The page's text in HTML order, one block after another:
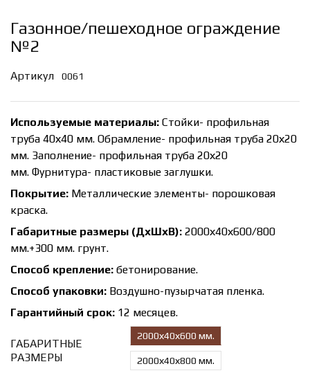
Газонное/пешеходное ограждение
№2
Артикул 0061
Используемые материалы: Стойки- профильная
труба 40х40 мм. Обрамление- профильная труба 20х20
мм. Заполнение- профильная труба 20х20
мм. Фурнитура- пластиковые заглушки.
Покрытие: Металлические элементы- порошковая
краска.
Габаритные размеры (ДхШхВ): 2000х40х600/800
мм.+300 мм. грунт.
Способ крепление: бетонирование.
Способ упаковки: Воздушно-пузырчатая пленка.
Гарантийный срок: 12 месяцев.
ГАБАРИТНЫЕ
РАЗМЕРЫ
2000х40х600 мм.
2000х40х800 мм.